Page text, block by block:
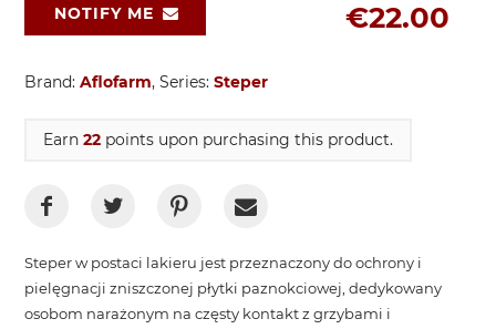
€22.00
NOTIFY ME
Brand: Aflofarm, Series: Steper
Earn 22 points upon purchasing this product.
Steper w postaci lakieru jest przeznaczony do ochrony i
pielęgnacji zniszczonej płytki paznokciowej, dedykowany
osobom narażonym na częsty kontakt z grzybami i